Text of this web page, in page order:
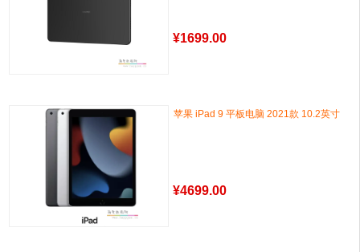
¥1699.00
苹果 iPad 9 平板电脑 2021款 10.2英寸
¥4699.00